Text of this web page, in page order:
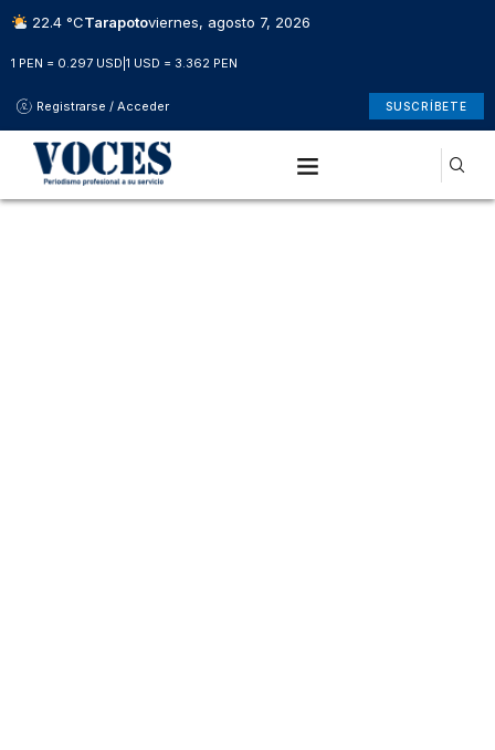
22.4 °CTarapotoviernes, agosto 7, 2026
1 PEN = 0.297 USD 1 USD = 3.362 PEN
Registrarse / Acceder SUSCRÍBETE